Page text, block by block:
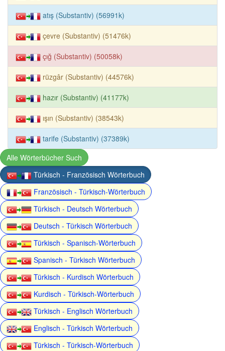
atış (Substantiv) (56991k)
çevre (Substantiv) (51476k)
çığ (Substantiv) (50058k)
rüzgâr (Substantiv) (44576k)
hazır (Substantiv) (41177k)
ışın (Substantiv) (38543k)
tarife (Substantiv) (37389k)
Alle Wörterbücher Such
Türkisch - Französisch Wörterbuch
Französisch - Türkisch-Wörterbuch
Türkisch - Deutsch Wörterbuch
Deutsch - Türkisch Wörterbuch
Türkisch - Spanisch-Wörterbuch
Spanisch - Türkisch Wörterbuch
Türkisch - Kurdisch Wörterbuch
Kurdisch - Türkisch-Wörterbuch
Türkisch - Englisch Wörterbuch
Englisch - Türkisch Wörterbuch
Türkisch - Türkisch-Wörterbuch